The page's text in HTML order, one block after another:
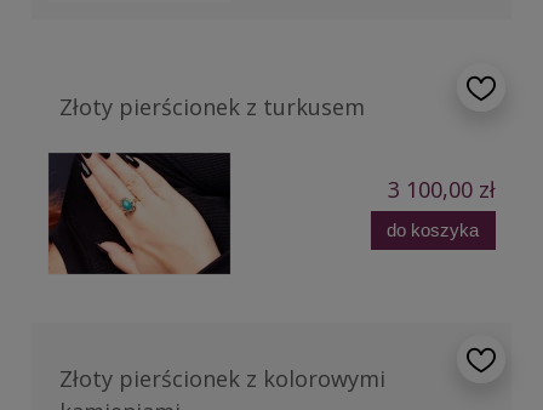
Złoty pierścionek z turkusem
3 100,00 zł
do koszyka
Złoty pierścionek z kolorowymi